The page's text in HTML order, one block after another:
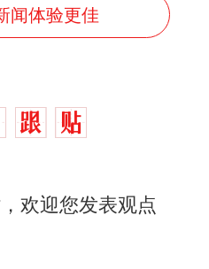
闻体验更佳
欢迎您发表观点